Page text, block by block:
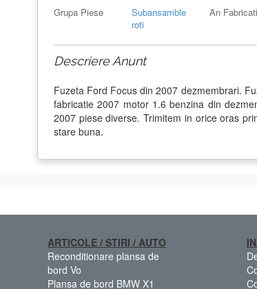
Grupa Piese
Subansamble
roti
An
Descriere Anunt
Fuzeta Ford Focus din 2007 dezmembrari.
fabricatie 2007 motor 1.6 benzina din
2007 piese diverse. Trimitem in orice oras
stare buna.
ARTICOLE / STIRI / AUTO
Reconditionare plansa de
bord Vo
Plansa de bord BMW X1